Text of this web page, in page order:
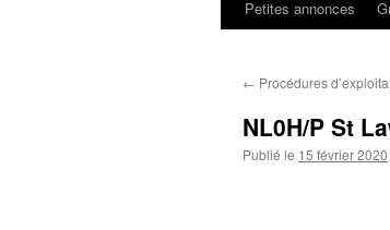
Petites annonces
← Procédures
NL0H/P St
Publié le 15 février 2020